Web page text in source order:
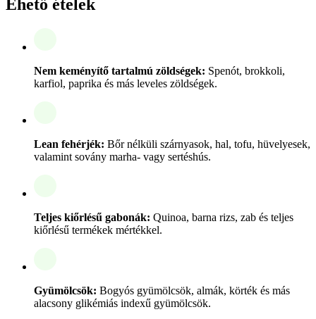
Ehető ételek
Nem keményítő tartalmú zöldségek: Spenót, brokkoli,
karfiol, paprika és más leveles zöldségek.
Lean fehérjék: Bőr nélküli szárnyasok, hal, tofu, hüvelyesek,
valamint sovány marha- vagy sertéshús.
Teljes kiőrlésű gabonák: Quinoa, barna rizs, zab és teljes
kiőrlésű termékek mértékkel.
Gyümölcsök: Bogyós gyümölcsök, almák, körték és más
alacsony glikémiás indexű gyümölcsök.